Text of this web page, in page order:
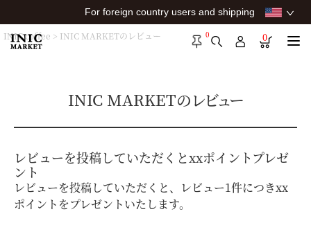
For foreign country users and shipping
0 0
INIC coffee INIC MARKETのレビュー
INIC MARKETのレビュー
レビューを投稿していただくとxxポイントプレゼ
ント
レビューを投稿していただくと、レビュー1件につきxx
ポイントをプレゼントいたします。